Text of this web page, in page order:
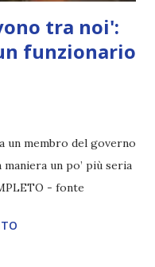
tra noi':
funzionario
un membro del governo
un po’ più seria
- fonte